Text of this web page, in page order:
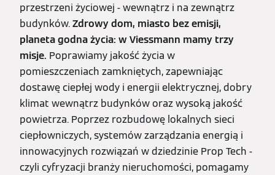
przestrzeni życiowej - wewnątrz i na zewnątrz
budynków.Zdrowy dom, miasto bez emisji,
planeta godna życia: w Viessmann mamy trzy
misje. Poprawiamy jakość życia w
pomieszczeniach zamkniętych, zapewniając
dostawę ciepłej wody i energii elektrycznej, dobry
klimat wewnątrz budynków oraz wysoką jakość
powietrza. Poprzez rozbudowę lokalnych sieci
ciepłowniczych, systemów zarządzania energią i
innowacyjnych rozwiązań w dziedzinie Prop Tech -
czyli cyfryzacji branży nieruchomości, pomagamy